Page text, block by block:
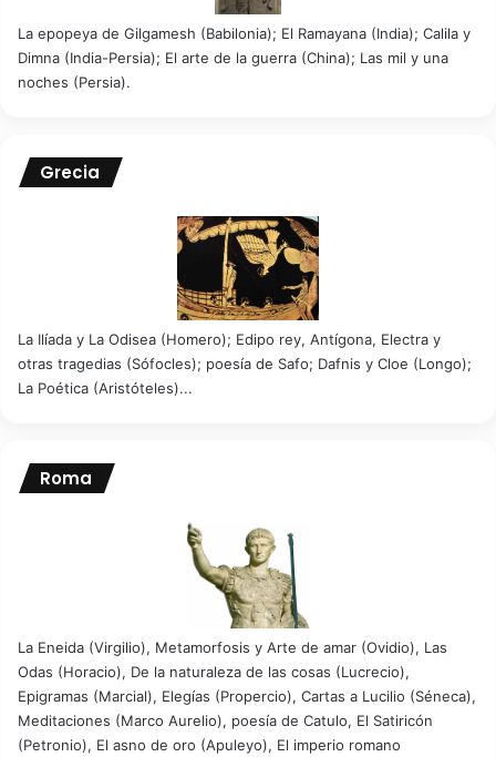
La epopeya de Gilgamesh (Babilonia); El Ramayana (India); Calila y
Dimna (India-Persia); El arte de la guerra (China); Las mil y una
noches (Persia).
Grecia
La Ilíada y La Odisea (Homero); Edipo rey, Antígona, Electra y
otras tragedias (Sófocles); poesía de Safo; Dafnis y Cloe (Longo);
La Poética (Aristóteles)...
Roma
La Eneida (Virgilio), Metamorfosis y Arte de amar (Ovidio), Las
Odas (Horacio), De la naturaleza de las cosas (Lucrecio),
Epigramas (Marcial), Elegías (Propercio), Cartas a Lucilio (Séneca),
Meditaciones (Marco Aurelio), poesía de Catulo, El Satiricón
(Petronio), El asno de oro (Apuleyo), El imperio romano